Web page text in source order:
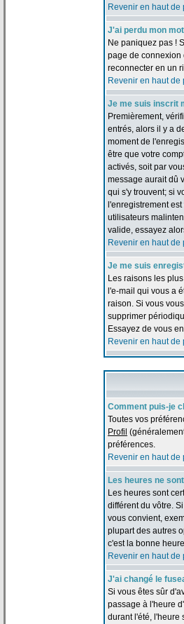
Revenir en haut de
J'ai perdu mon
Ne paniquez pas !
page de connexion
reconnecter en un
Revenir en haut de
Je me suis inscrit
Premièrement,
entrés, alors il y a
moment de
être que votre
activés, soit par
message aurait dû
qui s'y trouvent; si
l'enregistrement
utilisateurs
valide, essayez
Revenir en haut de
Je me suis
Les raisons les
l'e-mail qui vous a
raison. Si vous
supprimer
Essayez de vous
Revenir en haut de
Comment puis-je
Toutes vos
Profil
préférences.
Revenir en haut de
Les heures ne
Les heures sont
différent du vôtre.
vous convient,
plupart des autres
c'est la bonne
Revenir en haut de
J'ai changé le
Si vous êtes sûr
passage à l'heure
durant l'été, l'heure